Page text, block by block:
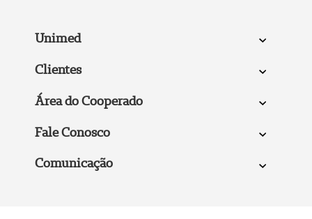
Unimed
Clientes
Área do Cooperado
Fale Conosco
Comunicação